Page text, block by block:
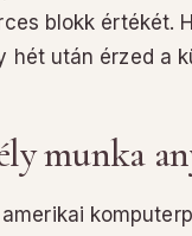
blokk értékét.
hét után érzed a
munka